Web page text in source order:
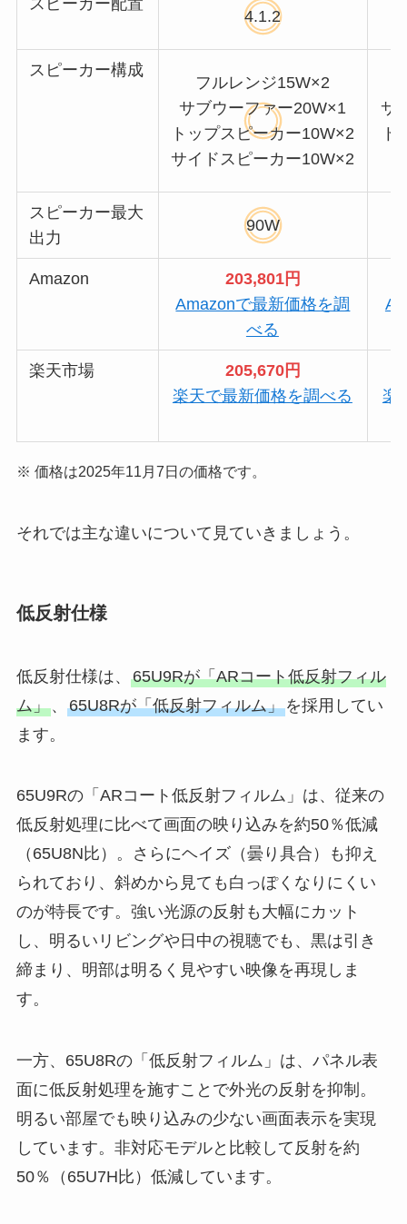
スピーカー配置
4.1.2
スピーカー構成
フルレンジ15W×2
サブウーファー20W×1
トップスピーカー10W×2
サイドスピーカー10W×2
サ
ト
スピーカー最大
出力
90W
Amazon
203,801円
Amazonで最新価格を調
べる
楽天市場
205,670円
楽天で最新価格を調べる
楽
※ 価格は2025年11月7日の価格です。
それでは主な違いについて見ていきましょう。
低反射仕様
低反射仕様は、 65U9Rが「ARコート低反射フィル
ム」、 65U8Rが「低反射フィルム」を採用してい
ます。
65U9Rの「ARコート低反射フィルム」は、従来の
低反射処理に比べて画面の映り込みを約50％低減
（65U8N比）。さらにヘイズ（曇り具合）も抑え
られており、斜めから見ても白っぽくなりにくい
のが特長です。強い光源の反射も大幅にカット
し、明るいリビングや日中の視聴でも、黒は引き
締まり、明部は明るく見やすい映像を再現しま
す。
一方、65U8Rの「低反射フィルム」は、パネル表
面に低反射処理を施すことで外光の反射を抑制。
明るい部屋でも映り込みの少ない画面表示を実現
しています。非対応モデルと比較して反射を約
50％（65U7H比）低減しています。